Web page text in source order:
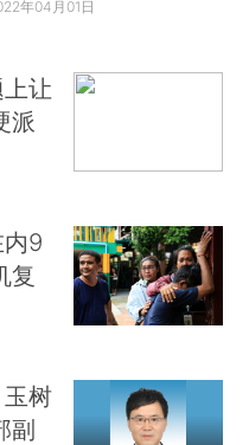
年04月01日
让
派
9
复
树
副